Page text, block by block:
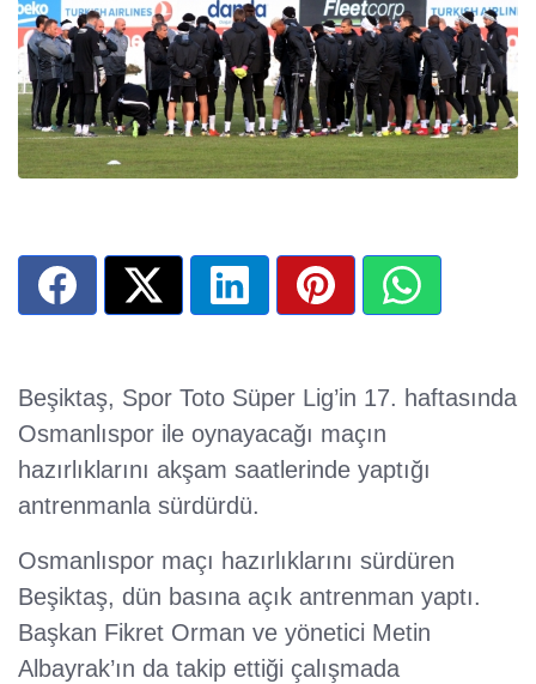
Beşiktaş, Spor Toto Süper Lig’in 17. haftasında
Osmanlıspor ile oynayacağı maçın
hazırlıklarını akşam saatlerinde yaptığı
antrenmanla sürdürdü.
Osmanlıspor maçı hazırlıklarını sürdüren
Beşiktaş, dün basına açık antrenman yaptı.
Başkan Fikret Orman ve yönetici Metin
Albayrak’ın da takip ettiği çalışmada